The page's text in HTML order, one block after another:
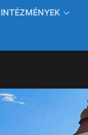
INTÉZMÉNYEK